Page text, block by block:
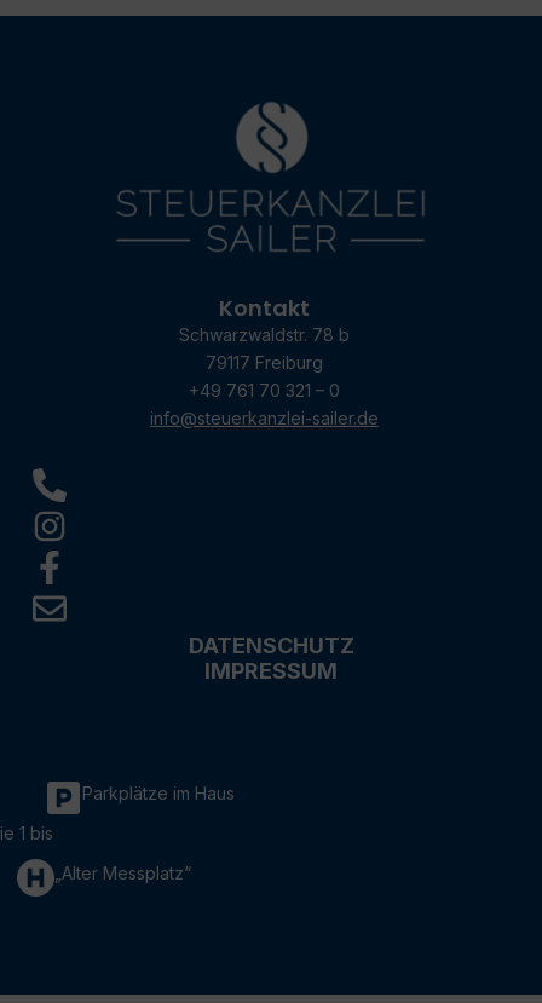
Kontakt
Schwarzwaldstr. 78 b
79117 Freiburg
+49 761 70 321 – 0
info@steuerkanzlei-sailer.de
DATENSCHUTZ
IMPRESSUM
Parkplätze im Haus
1 bis
„Alter Messplatz“